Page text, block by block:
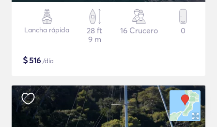
Lancha rápida
28 ft
9 m
16 Crucero 0
$516 /día